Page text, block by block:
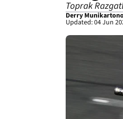
Toprak
Derry
Updated: 04 Jun